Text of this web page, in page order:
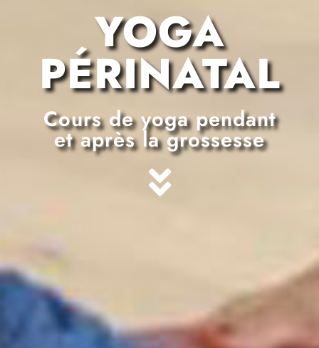
YOGA
PÉRINATAL
Cours de yoga pendant
et après la grossesse